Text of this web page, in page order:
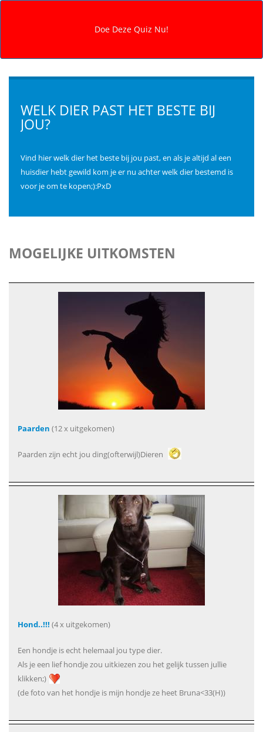
WELK DIER PAST HET BESTE BIJ
JOU?
Vind hier welk dier het beste bij jou past, en als je altijd al een
huisdier hebt gewild kom je er nu achter welk dier bestemd is
voor je om te kopen;):PxD
MOGELIJKE UITKOMSTEN
Paarden (12 x uitgekomen)
Paarden zijn echt jou ding(ofterwijl)Dieren
Hond..!!! (4 x uitgekomen)
Een hondje is echt helemaal jou type dier.
Als je een lief hondje zou uitkiezen zou het gelijk tussen jullie
klikken;)
(de foto van het hondje is mijn hondje ze heet Bruna<33(H))